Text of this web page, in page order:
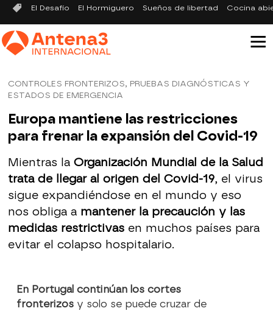
El Desafío El Hormiguero Sueños de libertad Cocina
CONTROLES FRONTERIZOS, PRUEBAS DIAGNÓSTICAS Y
ESTADOS DE EMERGENCIA
Europa mantiene las restricciones
para frenar la expansión del Covid-19
Mientras la Organización Mundial de la Salud
trata de llegar al origen del Covid-19, el virus
sigue expandiéndose en el mundo y eso
nos obliga amantener la precaución y las
medidas restrictivasen muchos países para
evitar el colapso hospitalario.
En Portugal continúan los cortes
fronterizos y solo se puede cruzar de